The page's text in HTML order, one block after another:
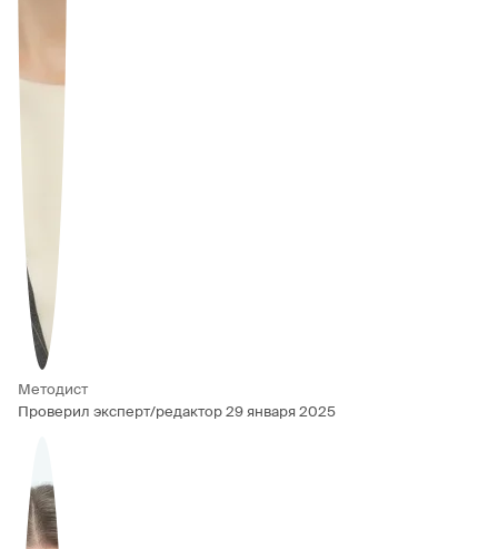
Методист
Проверил эксперт/редактор29 января 2025